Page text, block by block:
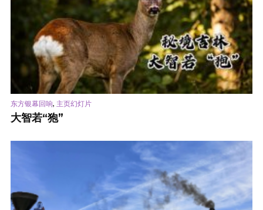
东方银幕回响, 主页幻灯片
大智若“狍”